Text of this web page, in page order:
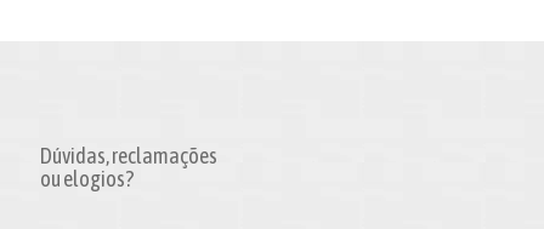
Dúvidas, reclamações
ou elogios?